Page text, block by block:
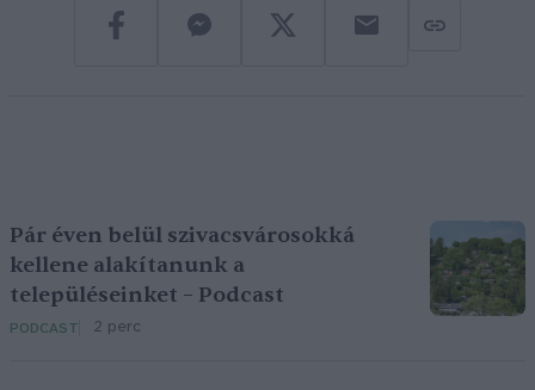
Pár éven belül szivacsvárosokká
kellene alakítanunk a
településeinket – Podcast
PODCAST 2 perc